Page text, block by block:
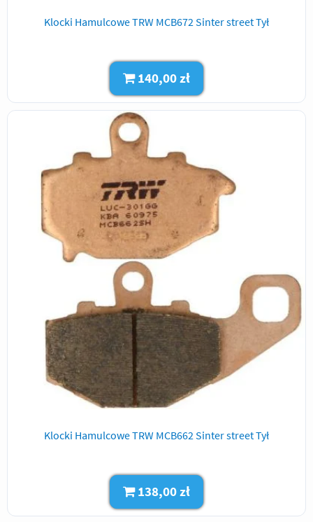
Klocki Hamulcowe TRW MCB672 Sinter street Tył
140,00 zł
Klocki Hamulcowe TRW MCB662 Sinter street Tył
138,00 zł